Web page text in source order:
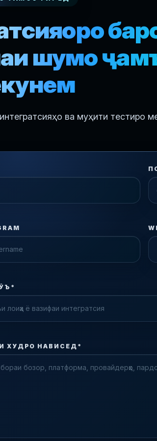
шумо
ва муҳити тестиро
Please fix the highlighted fields.
ХУДРО НАВИСЕД*